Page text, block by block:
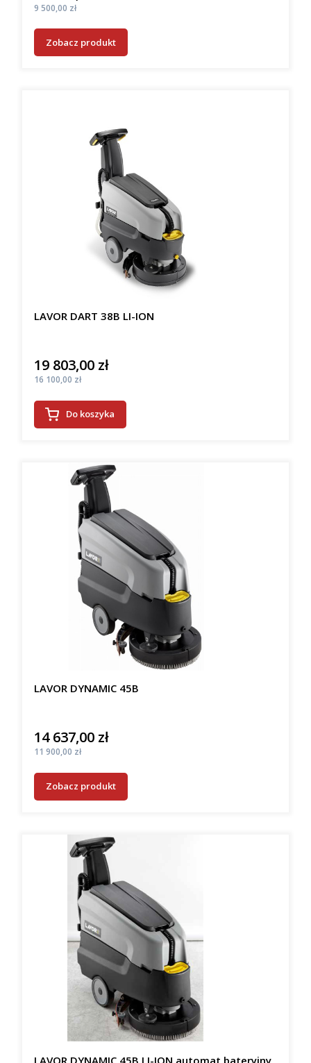
Cena
9 500,00 zł
Zobacz produkt
LAVOR DART 38B LI-ION
Cena
19 803,00 zł
Cena
16 100,00 zł
Do koszyka
LAVOR DYNAMIC 45B
Cena
14 637,00 zł
Cena
11 900,00 zł
Zobacz produkt
LAVOR DYNAMIC 45B LI-ION automat bateryjny